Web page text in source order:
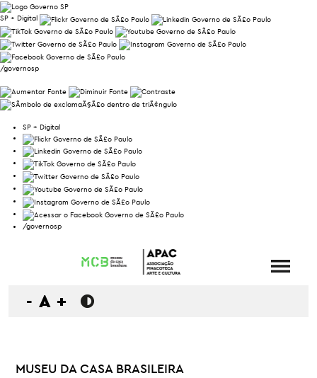
SP + Digital
/governosp
SP + Digital
/governosp
- A +
MUSEU DA CASA BRASILEIRA